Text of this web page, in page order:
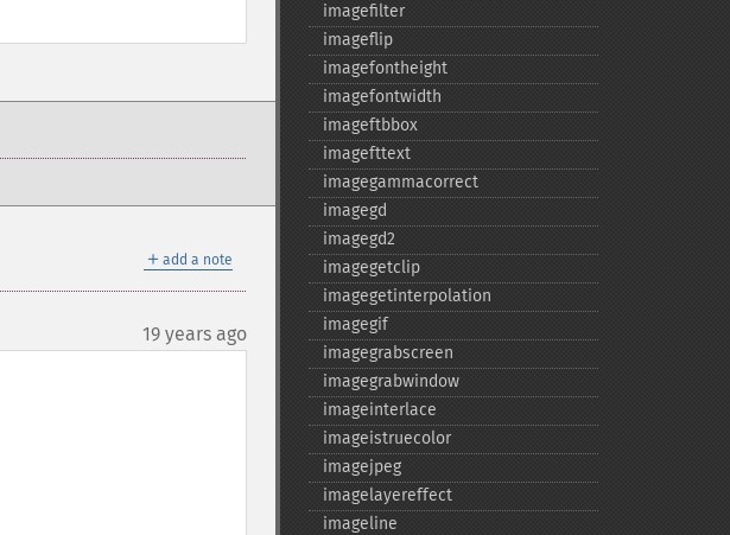
＋ add a note
19 years ago
imagefilter
imageflip
imagefontheight
imagefontwidth
imageftbbox
imagefttext
imagegammacorrect
imagegd
imagegd2
imagegetclip
imagegetinterpolation
imagegif
imagegrabscreen
imagegrabwindow
imageinterlace
imageistruecolor
imagejpeg
imagelayereffect
imageline